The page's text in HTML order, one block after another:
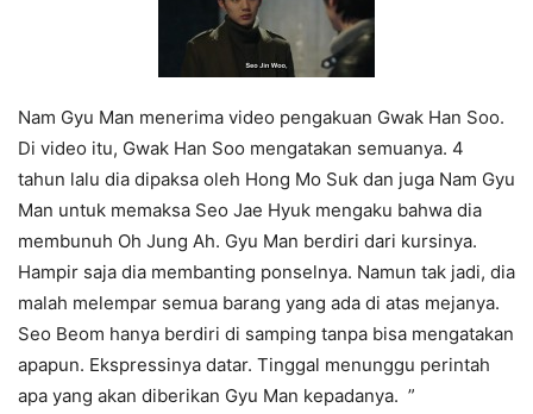
Nam Gyu Man menerima video pengakuan Gwak Han Soo.
Di video itu, Gwak Han Soo mengatakan semuanya. 4
tahun lalu dia dipaksa oleh Hong Mo Suk dan juga Nam Gyu
Man untuk memaksa Seo Jae Hyuk mengaku bahwa dia
membunuh Oh Jung Ah. Gyu Man berdiri dari kursinya.
Hampir saja dia membanting ponselnya. Namun tak jadi, dia
malah melempar semua barang yang ada di atas mejanya.
Seo Beom hanya berdiri di samping tanpa bisa mengatakan
apapun. Ekspressinya datar. Tinggal menunggu perintah
apa yang akan diberikan Gyu Man kepadanya. ”